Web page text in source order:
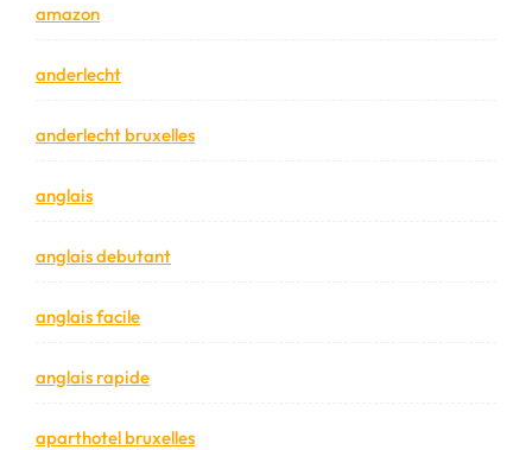
amazon
anderlecht
anderlecht bruxelles
anglais
anglais debutant
anglais facile
anglais rapide
aparthotel bruxelles